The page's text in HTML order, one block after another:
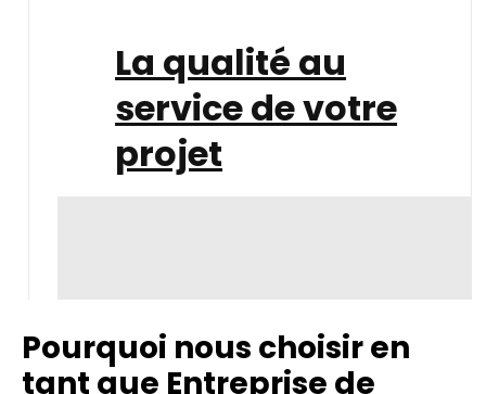
La qualité au
service de votre
projet
Pourquoi nous choisir en
tant que Entreprise de